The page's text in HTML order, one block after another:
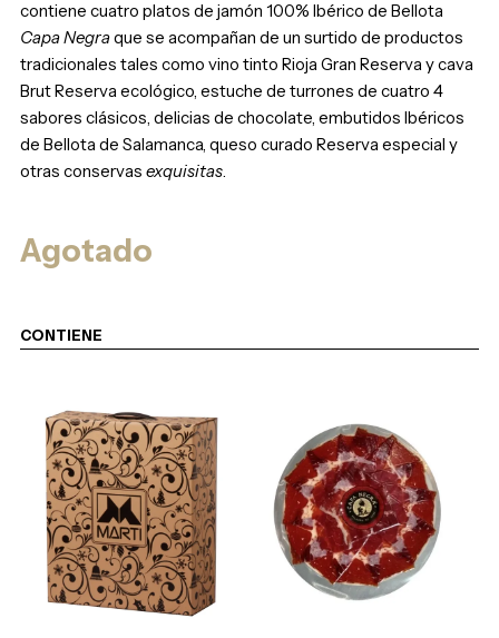
contiene cuatro platos de jamón 100% Ibérico de Bellota
Capa Negraque se acompañan de un surtido de productos
tradicionales tales como vino tinto Rioja Gran Reserva y cava
Brut Reserva ecológico, estuche de turrones de cuatro 4
sabores clásicos, delicias de chocolate, embutidos Ibéricos
de Bellota de Salamanca, queso curado Reserva especial y
otras conservas exquisitas.
Agotado
CONTIENE